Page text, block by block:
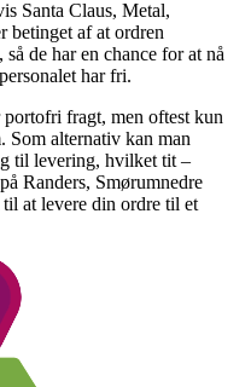
Santa Claus, Metal,
betinget af at ordren
de har en chance for at nå
har fri.
fragt, men oftest kun
Som alternativ kan man
til levering, hvilket tit –
Randers, Smørumnedre
at levere din ordre til et